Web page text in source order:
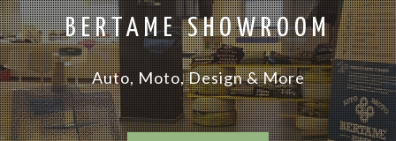
BERTAME SHOWROOM
Auto, Moto, Design & More